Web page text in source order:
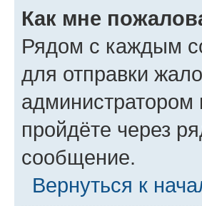
Как мне
Рядом с каждым
для отправки
пройдёте через
сообщение.
Вернуться к